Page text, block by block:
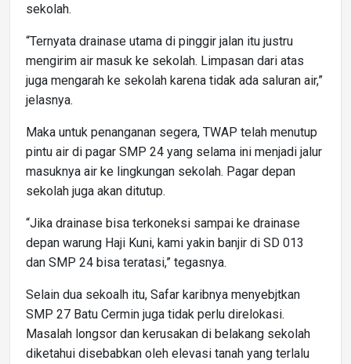
sekolah.
“Ternyata drainase utama di pinggir jalan itu justru
mengirim air masuk ke sekolah. Limpasan dari atas
juga mengarah ke sekolah karena tidak ada saluran air,”
jelasnya.
Maka untuk penanganan segera, TWAP telah menutup
pintu air di pagar SMP 24 yang selama ini menjadi jalur
masuknya air ke lingkungan sekolah. Pagar depan
sekolah juga akan ditutup.
“Jika drainase bisa terkoneksi sampai ke drainase
depan warung Haji Kuni, kami yakin banjir di SD 013
dan SMP 24 bisa teratasi,” tegasnya.
Selain dua sekoalh itu, Safar karibnya menyebjtkan
SMP 27 Batu Cermin juga tidak perlu direlokasi.
Masalah longsor dan kerusakan di belakang sekolah
diketahui disebabkan oleh elevasi tanah yang terlalu